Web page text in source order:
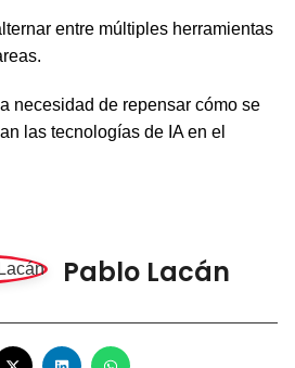
entre múltiples herramientas
necesidad de repensar cómo se
las tecnologías de IA en el
Pablo Lacán